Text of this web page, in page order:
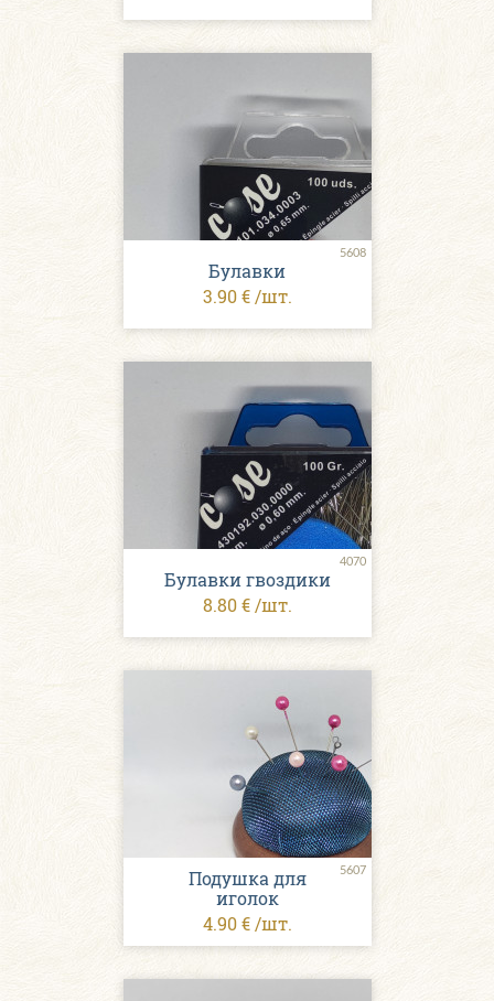
5608
Булавки
3.90 € /шт.
4070
Булавки гвоздики
8.80 € /шт.
5607
Подушка для
иголок
4.90 € /шт.